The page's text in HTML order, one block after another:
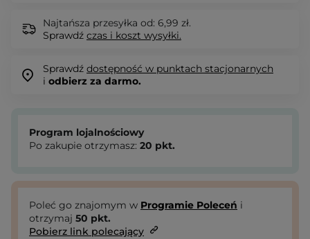
Najtańsza przesyłka od: 6,99 zł.
Sprawdź czas i koszt wysyłki.
Sprawdź dostępność w punktach stacjonarnych
i odbierz za darmo.
Program lojalnościowy
Po zakupie otrzymasz: 20 pkt.
Poleć go znajomym w Programie Poleceń i
otrzymaj 50 pkt.
Pobierz link polecający